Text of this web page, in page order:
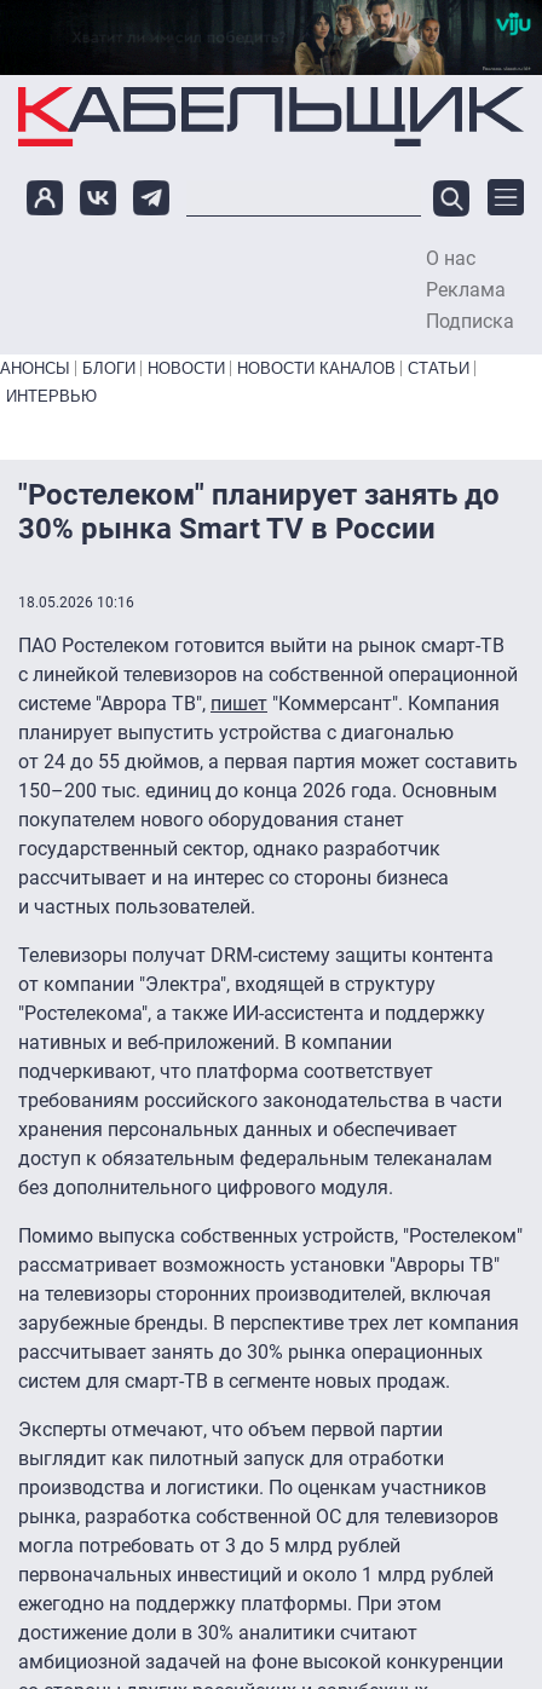
Перейти к основному содержанию
О нас
Реклама
Подписка
Primary links bottom
АНОНСЫ БЛОГИ НОВОСТИ НОВОСТИ КАНАЛОВ
СТАТЬИ
ИНТЕРВЬЮ
"Ростелеком" планирует занять до
30% рынка Smart TV в России
18.05.2026 10:16
ПАО Ростелеком готовится выйти на рынок смарт-ТВ
с линейкой телевизоров на собственной операционной
системе "Аврора ТВ", пишет "Коммерсант". Компания
планирует выпустить устройства с диагональю
от 24 до 55 дюймов, а первая партия может составить
150–200 тыс. единиц до конца 2026 года. Основным
покупателем нового оборудования станет
государственный сектор, однако разработчик
рассчитывает и на интерес со стороны бизнеса
и частных пользователей.
Телевизоры получат DRM-систему защиты контента
от компании "Электра", входящей в структуру
"Ростелекома", а также ИИ-ассистента и поддержку
нативных и веб-приложений. В компании
подчеркивают, что платформа соответствует
требованиям российского законодательства в части
хранения персональных данных и обеспечивает
доступ к обязательным федеральным телеканалам
без дополнительного цифрового модуля.
Помимо выпуска собственных устройств, "Ростелеком"
рассматривает возможность установки "Авроры ТВ"
на телевизоры сторонних производителей, включая
зарубежные бренды. В перспективе трех лет компания
рассчитывает занять до 30% рынка операционных
систем для смарт-ТВ в сегменте новых продаж.
Эксперты отмечают, что объем первой партии
выглядит как пилотный запуск для отработки
производства и логистики. По оценкам участников
рынка, разработка собственной ОС для телевизоров
могла потребовать от 3 до 5 млрд рублей
первоначальных инвестиций и около 1 млрд рублей
ежегодно на поддержку платформы. При этом
достижение доли в 30% аналитики считают
амбициозной задачей на фоне высокой конкуренции